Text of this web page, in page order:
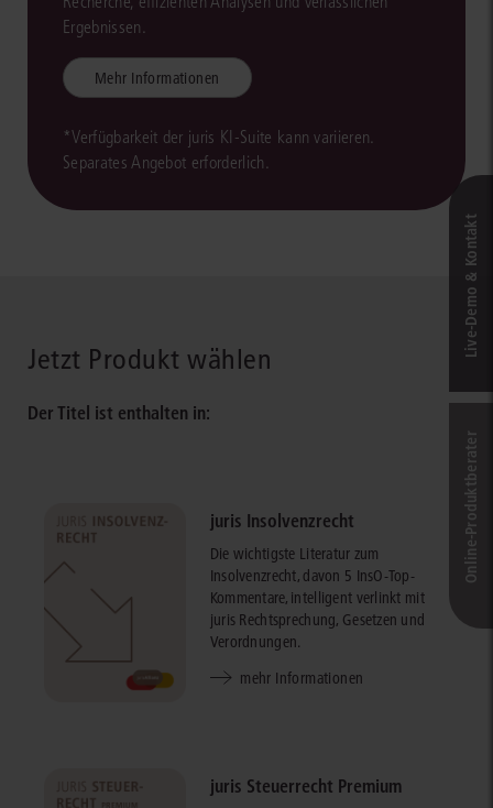
Ergebnissen.
Mehr Informationen
*Verfügbarkeit der juris KI-Suite kann variieren.
Separates Angebot erforderlich.
Jetzt Produkt wählen
Der Titel ist enthalten in:
juris Insolvenzrecht
Die wichtigste Literatur zum
Insolvenzrecht, davon 5 InsO-Top-
Kommentare, intelligent verlinkt mit
juris Rechtsprechung, Gesetzen und
Verordnungen.
mehr Informationen
juris Steuerrecht Premium
Live‑Demo & Kontakt
Online-Produkt­berater